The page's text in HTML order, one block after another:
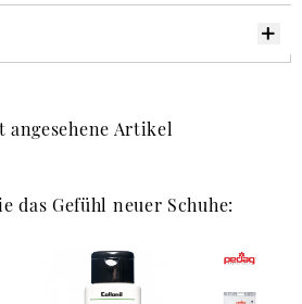
angesehene Artikel
das Gefühl neuer Schuhe: